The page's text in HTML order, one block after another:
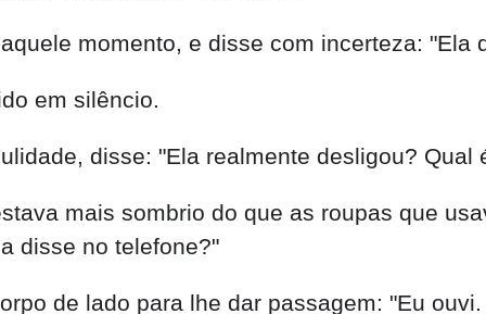
momento, e disse com incerteza: "Ela
em silêncio.
disse: "Ela realmente desligou? Qual
mais sombrio do que as roupas que
disse no telefone?"
de lado para lhe dar passagem: "Eu